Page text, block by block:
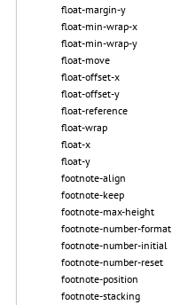
float-margin-y
float-min-wrap-x
float-min-wrap-y
float-move
float-offset-x
float-offset-y
float-reference
float-wrap
float-x
float-y
footnote-align
footnote-keep
footnote-max-height
footnote-number-format
footnote-number-initial
footnote-number-reset
footnote-position
footnote-stacking